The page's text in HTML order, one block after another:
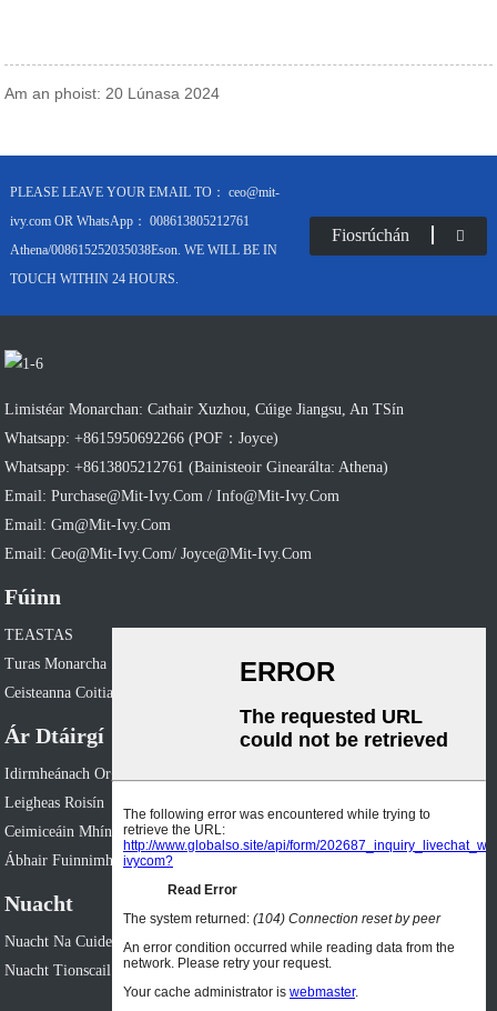
Am an phoist: 20 Lúnasa 2024
PLEASE LEAVE YOUR EMAIL TO： ceo@mit-
ivy.com OR WhatsApp： 008613805212761
Athena/008615252035038Eson. WE WILL BE IN
TOUCH WITHIN 24 HOURS.
Fiosrúchán
Limistéar Monarchan: Cathair Xuzhou, Cúige Jiangsu, An TSín
Whatsapp: +8615950692266 (POF：Joyce)
Whatsapp: +8613805212761 (Bainisteoir Ginearálta: Athena)
Email: Purchase@mit-Ivy.com / Info@mit-Ivy.com
Email: Gm@mit-Ivy.com
Email: Ceo@mit-Ivy.com/ Joyce@mit-Ivy.com
Fúinn
TEASTAS
Turas Monarcha
Ceisteanna Coitianta
Ár Dtáirgí
Idirmheánach Orgánach
Leigheas Roisín
Ceimiceáin Mhíne Agus Speisialtachta
Ábhair Fuinnimh Nua
Nuacht
Nuacht Na Cuideachta
Nuacht Tionscail